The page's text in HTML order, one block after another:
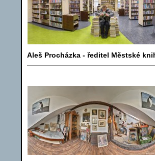
Aleš Procházka - ředitel Městské